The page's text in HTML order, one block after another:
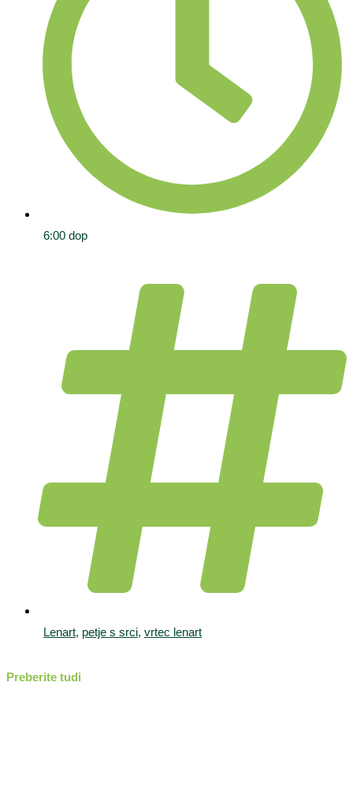
6:00 dop
Lenart, petje s srci, vrtec lenart
Preberite tudi